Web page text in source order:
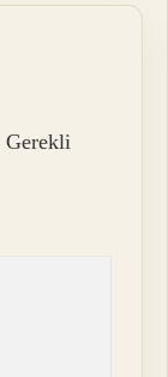
Gerekli